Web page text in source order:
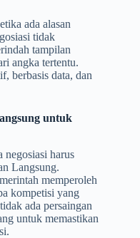
ada alasan
tidak
tampilan
angka tertentu.
berbasis data, dan
untuk
negosiasi harus
Langsung.
memperoleh
kompetisi yang
ada persaingan
untuk memastikan